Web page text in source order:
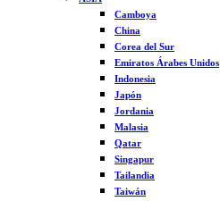
Camboya
China
Corea del Sur
Emiratos Árabes Unidos
Indonesia
Japón
Jordania
Malasia
Qatar
Singapur
Tailandia
Taiwán